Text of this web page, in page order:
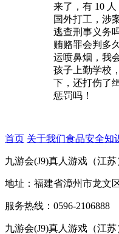
来了，有 10
国外打工，涉
逃查刑事义务
贿赂罪会判多
运喷鼻烟，我
孩子上勤学校
下，还打伤了
惩罚吗！
首页 关于我们食品安全知
九游会(J9)真人游戏（江
地址：福建省漳州市龙文
服务热线：0596-2106888
九游会(J9)真人游戏（江